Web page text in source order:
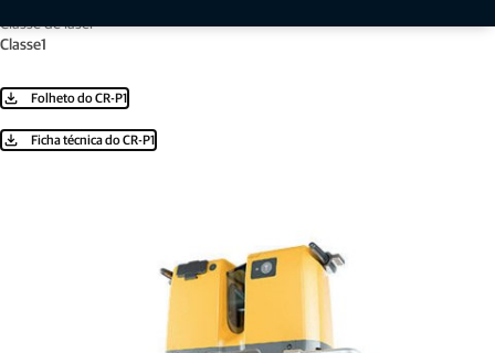
Classe de laser
Classe1
Folheto do CR-P1
Ficha técnica do CR-P1